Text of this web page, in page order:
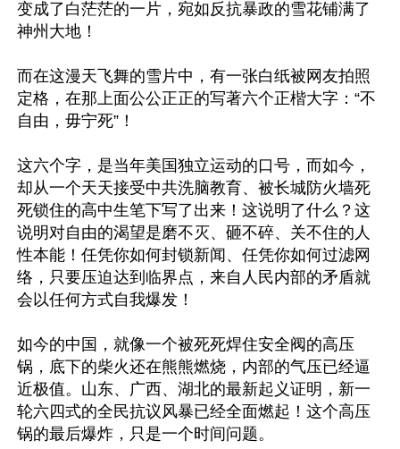
变成了白茫茫的一片，宛如反抗暴政的雪花铺满了
神州大地！
而在这漫天飞舞的雪片中，有一张白纸被网友拍照
定格，在那上面公公正正的写著六个正楷大字：“不
自由，毋宁死”！
这六个字，是当年美国独立运动的口号，而如今，
却从一个天天接受中共洗脑教育、被长城防火墙死
死锁住的高中生笔下写了出来！这说明了什么？这
说明对自由的渴望是磨不灭、砸不碎、关不住的人
性本能！任凭你如何封锁新闻、任凭你如何过滤网
络，只要压迫达到临界点，来自人民内部的矛盾就
会以任何方式自我爆发！
如今的中国，就像一个被死死焊住安全阀的高压
锅，底下的柴火还在熊熊燃烧，内部的气压已经逼
近极值。山东、广西、湖北的最新起义证明，新一
轮六四式的全民抗议风暴已经全面燃起！这个高压
锅的最后爆炸，只是一个时间问题。